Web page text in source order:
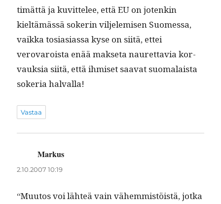
timät­tä ja kuvit­telee, että EU on jotenkin
kieltämässä sok­erin vil­jelemisen Suomes­sa,
vaik­ka tosi­asi­as­sa kyse on siitä, ettei
verovaroista enää mak­se­ta nau­ret­tavia kor­
vauk­sia siitä, että ihmiset saa­vat suo­ma­laista
sok­e­ria halvalla!
Vastaa
Markus
2.10.2007 10:19
“Muu­tos voi lähteä vain vähem­mistöistä, jot­ka